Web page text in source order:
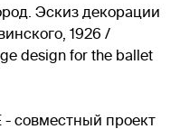
Эскиз декорации
1926 /
design for the ballet
проект